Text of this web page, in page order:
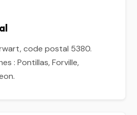
code postal 5380.
: Pontillas, Forville,